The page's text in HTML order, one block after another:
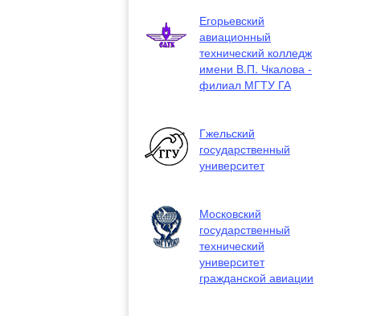
Егорьевский
авиационный
технический колледж
имени В.П. Чкалова -
филиал МГТУ ГА
Гжельский
государственный
университет
Московский
государственный
технический
университет
гражданской авиации